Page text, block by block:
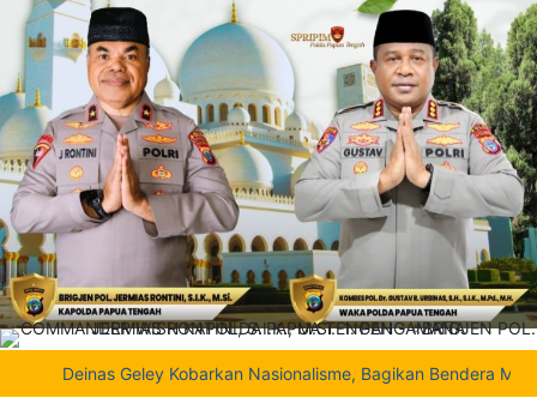
Deinas Geley Kobarkan Nasionalisme, Bagikan Bendera Merah